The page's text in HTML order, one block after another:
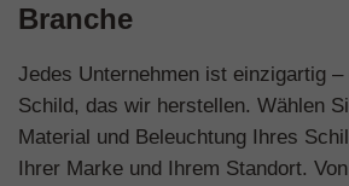
Branche
Jedes Unternehmen ist einzigartig –
Schild, das wir herstellen. Wählen
Material und Beleuchtung Ihres
Ihrer Marke und Ihrem Standort.